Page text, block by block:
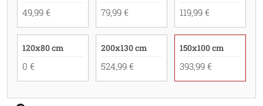
49,99 € 79,99 € 119,99 €
120x80 cm
0 €
200x130 cm
524,99 €
150x100 cm
393,99 €